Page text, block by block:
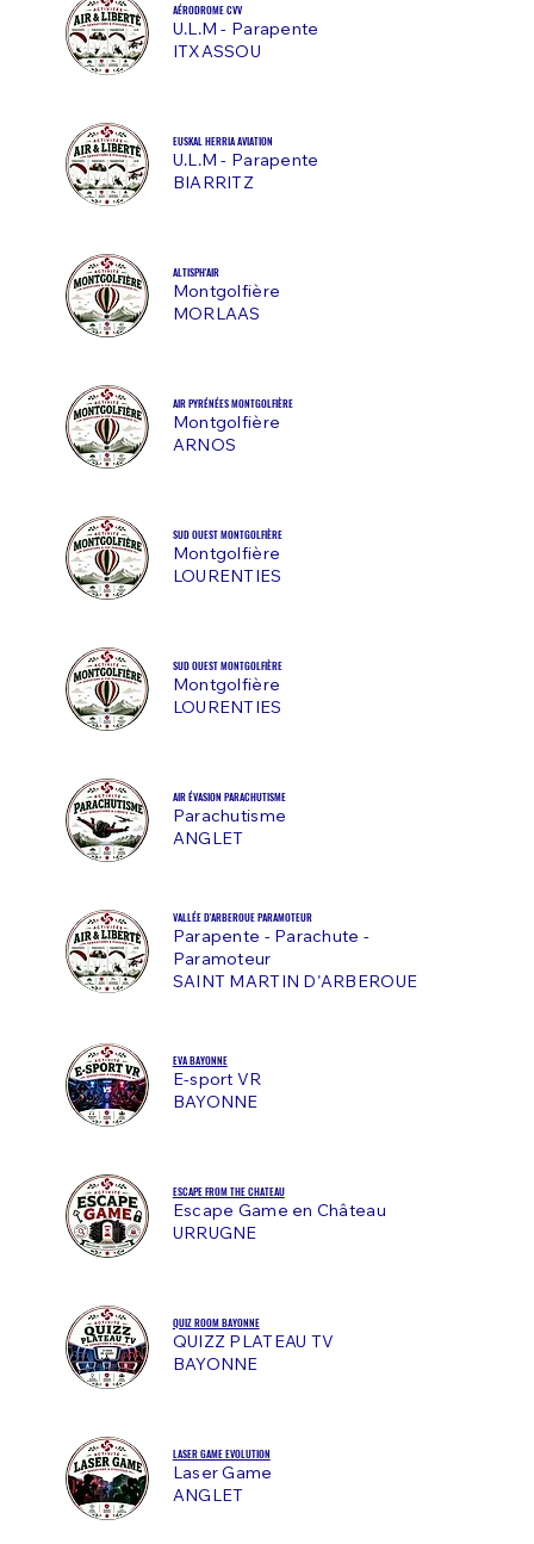
AÉRODROME CVV
U.L.M - Parapente
ITXASSOU
EUSKAL HERRIA AVIATION
U.L.M - Parapente
BIARRITZ
ALTISPH'AIR
Montgolfière
MORLAAS
AIR PYRÉNÉES MONTGOLFIÈRE
Montgolfière
ARNOS
SUD OUEST MONTGOLFIÈRE
Montgolfière
LOURENTIES
SUD OUEST MONTGOLFIÈRE
Montgolfière
LOURENTIES
AIR ÉVASION PARACHUTISME
Parachutisme
ANGLET
VALLÉE D'ARBEROUE PARAMOTEUR
Parapente - Parachute -
Paramoteur
SAINT MARTIN D'ARBEROUE
EVA BAYONNE
E-sport VR
BAYONNE
ESCAPE FROM THE CHATEAU
Escape Game en Château
URRUGNE
QUIZ ROOM BAYONNE
QUIZZ PLATEAU TV
BAYONNE
LASER GAME EVOLUTION
Laser Game
ANGLET